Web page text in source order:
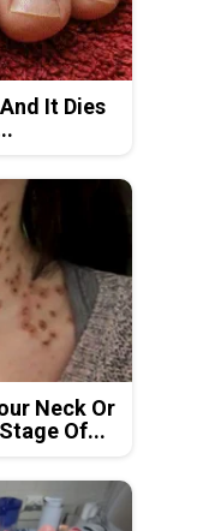
It Dies
Neck Or
Of...